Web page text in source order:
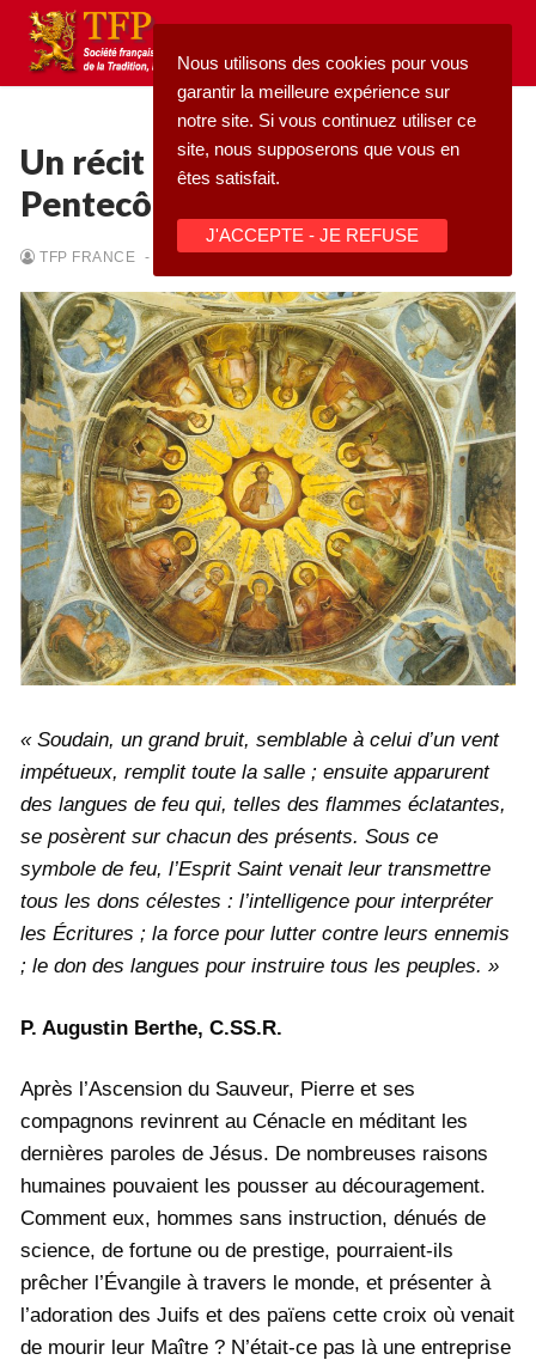
Aller
contenu
Rechercher
Accueil
Pétition
Qu’est-ce que la TFP
Action
Blog
Médiathèque
Un récit détaillé de la
Pentecôte
TFP FRANCE - 20/06/2025 - TEMPS PASCAL
« Soudain, un grand bruit, semblable à celui d’un vent
impétueux, remplit toute la salle ; ensuite apparurent
des langues de feu qui, telles des flammes éclatantes,
se posèrent sur chacun des présents. Sous ce
symbole de feu, l’Esprit Saint venait leur transmettre
tous les dons célestes : l’intelligence pour interpréter
les Écritures ; la force pour lutter contre leurs ennemis
; le don des langues pour instruire tous les peuples. »
P. Augustin Berthe, C.SS.R.
Après l’Ascension du Sauveur, Pierre et ses
compagnons revinrent au Cénacle en méditant les
dernières paroles de Jésus. De nombreuses raisons
humaines pouvaient les pousser au découragement.
Comment eux, hommes sans instruction, dénués de
science, de fortune ou de prestige, pourraient-ils
prêcher l’Évangile à travers le monde, et présenter à
l’adoration des Juifs et des païens cette croix où venait
de mourir leur Maître ? N’était-ce pas là une entreprise
Nous utilisons des cookies pour vous
garantir la meilleure expérience sur
notre site. Si vous continuez utiliser ce
site, nous supposerons que vous en
êtes satisfait.
J'ACCEPTE - JE REFUSE